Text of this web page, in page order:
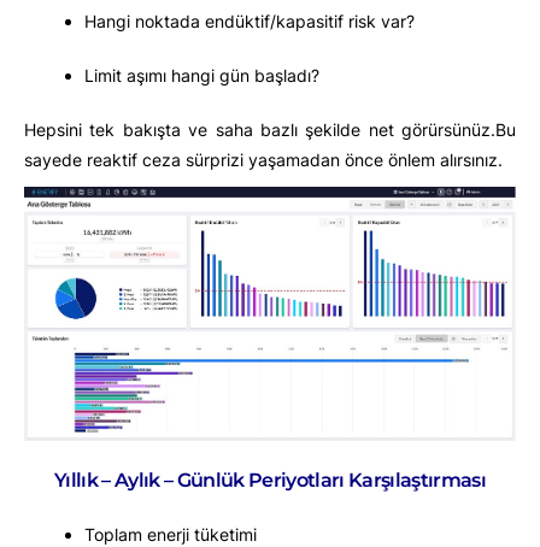
Hangi noktada endüktif/kapasitif risk var?
Limit aşımı hangi gün başladı?
Hepsini tek bakışta ve saha bazlı şekilde net görürsünüz.Bu
sayede reaktif ceza sürprizi yaşamadan önce önlem alırsınız.
Yıllık – Aylık – Günlük Periyotları Karşılaştırması
Toplam enerji tüketimi